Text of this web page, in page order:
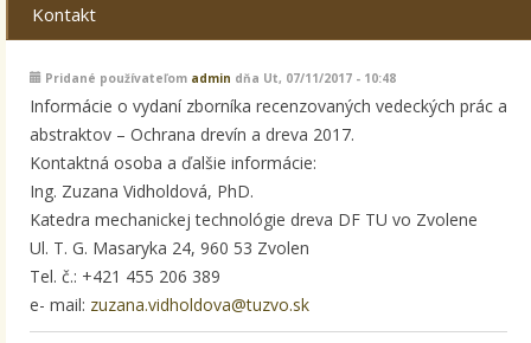
Kontakt
Pridané používateľom admin dňa Ut, 07/11/2017 - 10:48
Informácie o vydaní zborníka recenzovaných vedeckých prác a
abstraktov – Ochrana drevín a dreva 2017.
Kontaktná osoba a ďalšie informácie:
Ing. Zuzana Vidholdová, PhD.
Katedra mechanickej technológie dreva DF TU vo Zvolene
Ul. T. G. Masaryka 24, 960 53 Zvolen
Tel. č.: +421 455 206 389
e- mail: zuzana.vidholdova@tuzvo.sk